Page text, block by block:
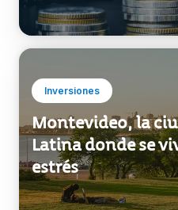
Inversiones
Montevideo, la
Latina donde se
estrés